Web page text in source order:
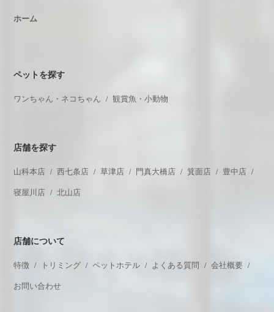
ホーム
ペットを探す
ワンちゃん・ネコちゃん 観賞魚・小動物
店舗を探す
山科本店 西七条店 草津店 門真大橋店 箕面店 豊中店
寝屋川店 北山店
店舗について
特徴 トリミング ペットホテル よくある質問 会社概要
お問い合わせ